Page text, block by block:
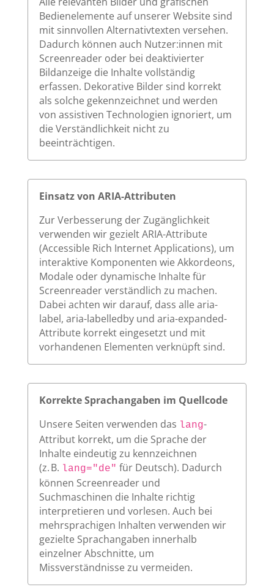
Bedienelemente auf unserer Website sind
mit sinnvollen Alternativtexten versehen.
Dadurch können auch Nutzer:innen mit
Screenreader oder bei deaktivierter
Bildanzeige die Inhalte vollständig
erfassen. Dekorative Bilder sind korrekt
als solche gekennzeichnet und werden
von assistiven Technologien ignoriert, um
die Verständlichkeit nicht zu
beeinträchtigen.
Einsatz von ARIA-Attributen
Zur Verbesserung der Zugänglichkeit
verwenden wir gezielt ARIA-Attribute
(Accessible Rich Internet Applications), um
interaktive Komponenten wie Akkordeons,
Modale oder dynamische Inhalte für
Screenreader verständlich zu machen.
Dabei achten wir darauf, dass alle aria-
label, aria-labelledby und aria-expanded-
Attribute korrekt eingesetzt und mit
vorhandenen Elementen verknüpft sind.
Korrekte Sprachangaben im Quellcode
Unsere Seiten verwenden das lang-
Attribut korrekt, um die Sprache der
Inhalte eindeutig zu kennzeichnen
(z. B. lang="de" für Deutsch). Dadurch
können Screenreader und
Suchmaschinen die Inhalte richtig
interpretieren und vorlesen. Auch bei
mehrsprachigen Inhalten verwenden wir
gezielte Sprachangaben innerhalb
einzelner Abschnitte, um
Missverständnisse zu vermeiden.